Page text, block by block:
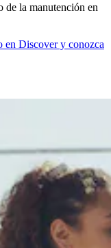
de la manutención en
en Discover y conozca